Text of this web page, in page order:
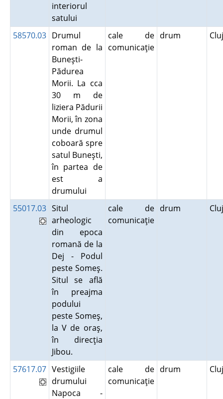
interiorul
satului
58570.03 Drumul
roman de la
Buneşti-
Pădurea
Morii. La cca
30 m de
liziera Pădurii
Morii, în zona
unde drumul
coboară spre
satul Buneşti,
în partea de
est a
drumului
cale de
comunicaţie
drum
55017.03 Situl
arheologic
din epoca
romană de la
Dej - Podul
peste Someş.
Situl se află
în preajma
podului
peste Someş,
la V de oraş,
în direcţia
Jibou.
cale de
comunicaţie
drum
57617.07 Vestigiile
drumului
Napoca -
cale de
comunicaţie
drum